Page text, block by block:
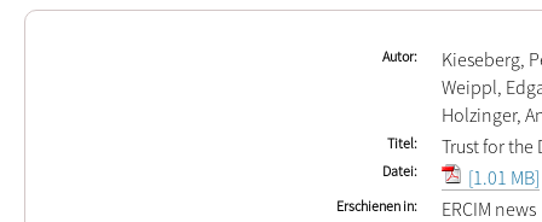
Autor
Kieseberg,
Weippl,
Holzinger,
Titel Trust for
Datei [1.01 MB]
Erschienen in ERCIM news